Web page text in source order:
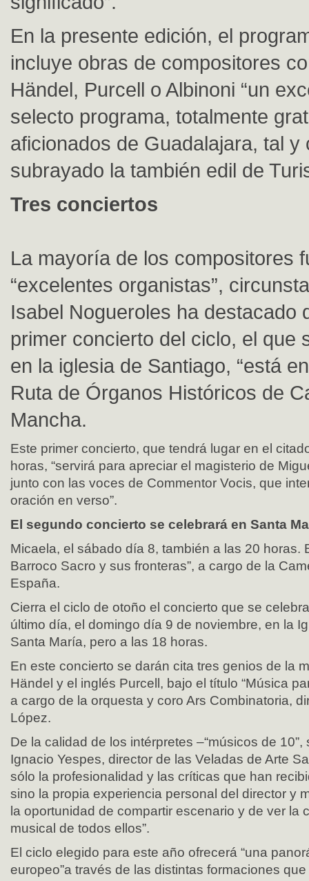
En la presente edición, el
incluye obras de compositores
Händel, Purcell o Albinoni “un
selecto programa, totalmente
aficionados de Guadalajara, tal y
subrayado la también edil de
Tres conciertos
La mayoría de los compositores
“excelentes organistas”,
Isabel Nogueroles ha destacado
primer concierto del ciclo, el que
en la iglesia de Santiago, “está
Ruta de Órganos Históricos de
Mancha.
Este primer concierto, que tendrá lugar en el
horas, “servirá para apreciar el magisterio de
junto con las voces de Commentor Vocis, que
oración en verso”.
El segundo concierto se celebrará en Santa
Micaela, el sábado día 8, también a las 20 horas.
Barroco Sacro y sus fronteras”, a cargo de la
España.
Cierra el ciclo de otoño el concierto que se
último día, el domingo día 9 de noviembre, en la
Santa María, pero a las 18 horas.
En este concierto se darán cita tres genios de la
Händel y el inglés Purcell, bajo el título “Música
a cargo de la orquesta y coro Ars Combinatoria,
López.
De la calidad de los intérpretes –“músicos de
Ignacio Yespes, director de las Veladas de Arte
sólo la profesionalidad y las críticas que han
sino la propia experiencia personal del director y
la oportunidad de compartir escenario y de ver la
musical de todos ellos”.
El ciclo elegido para este año ofrecerá “una
europeo”a través de las distintas formaciones